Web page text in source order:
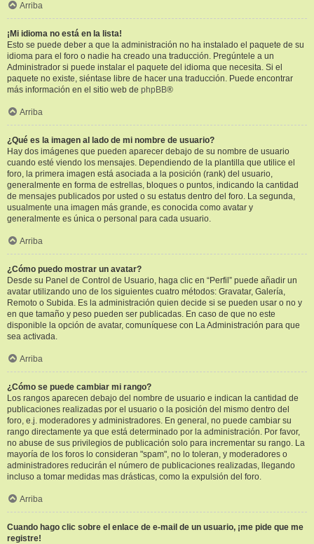
Arriba
¡Mi idioma no está en la lista!
Esto se puede deber a que la administración no ha instalado el paquete de su
idioma para el foro o nadie ha creado una traducción. Pregúntele a un
Administrador si puede instalar el paquete del idioma que necesita. Si el
paquete no existe, siéntase libre de hacer una traducción. Puede encontrar
más información en el sitio web de phpBB®
Arriba
¿Qué es la imagen al lado de mi nombre de usuario?
Hay dos imágenes que pueden aparecer debajo de su nombre de usuario
cuando esté viendo los mensajes. Dependiendo de la plantilla que utilice el
foro, la primera imagen está asociada a la posición (rank) del usuario,
generalmente en forma de estrellas, bloques o puntos, indicando la cantidad
de mensajes publicados por usted o su estatus dentro del foro. La segunda,
usualmente una imagen más grande, es conocida como avatar y
generalmente es única o personal para cada usuario.
Arriba
¿Cómo puedo mostrar un avatar?
Desde su Panel de Control de Usuario, haga clic en “Perfil” puede añadir un
avatar utilizando uno de los siguientes cuatro métodos: Gravatar, Galería,
Remoto o Subida. Es la administración quien decide si se pueden usar o no y
en que tamaño y peso pueden ser publicadas. En caso de que no este
disponible la opción de avatar, comuníquese con La Administración para que
sea activada.
Arriba
¿Cómo se puede cambiar mi rango?
Los rangos aparecen debajo del nombre de usuario e indican la cantidad de
publicaciones realizadas por el usuario o la posición del mismo dentro del
foro, e.j. moderadores y administradores. En general, no puede cambiar su
rango directamente ya que está determinado por la administración. Por favor,
no abuse de sus privilegios de publicación solo para incrementar su rango. La
mayoría de los foros lo consideran "spam", no lo toleran, y moderadores o
administradores reducirán el número de publicaciones realizadas, llegando
incluso a tomar medidas mas drásticas, como la expulsión del foro.
Arriba
Cuando hago clic sobre el enlace de e-mail de un usuario, ¡me pide que me
registre!